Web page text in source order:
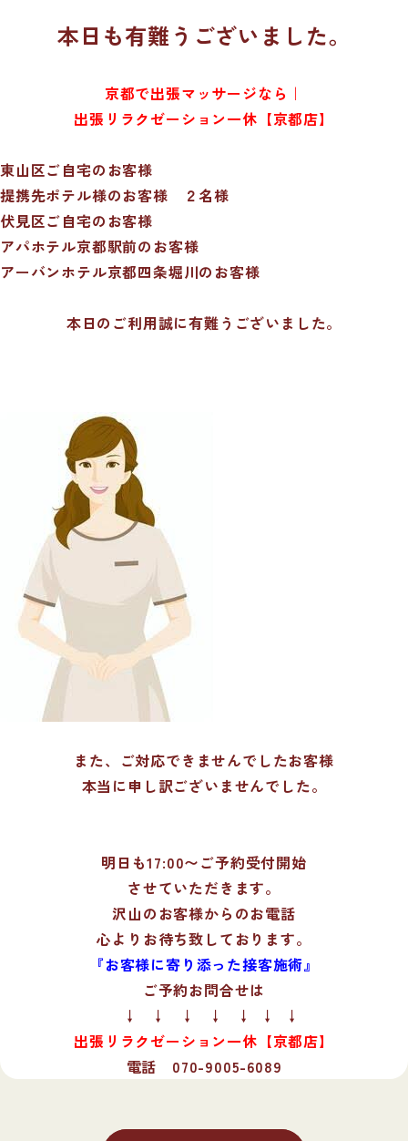
本日も有難うございました。
京都で出張マッサージなら｜
出張リラクゼーション一休【京都店】
東山区ご自宅のお客様
提携先ポテル様のお客様 ２名様
伏見区ご自宅のお客様
アパホテル京都駅前のお客様
アーバンホテル京都四条堀川のお客様
本日のご利用誠に有難うございました。
また、ご対応できませんでしたお客様
本当に申し訳ございませんでした。
明日も17:00〜ご予約受付開始
させていただきます。
沢山のお客様からのお電話
心よりお待ち致しております。
『お客様に寄り添った接客施術』
ご予約お問合せは
↓ ↓ ↓ ↓ ↓ ↓ ↓
出張リラクゼーション一休【京都店】
電話 070-9005-6089